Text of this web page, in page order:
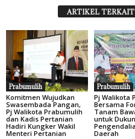
ARTIKEL TERKAIT
Prabumulih
Komitmen Wujudkan
Swasembada Pangan,
Pj Walikota Prabumulih
dan Kadis Pertanian
Hadiri Kungker Wakil
Menteri Pertanian
Prabumulih
Pj Walikota
Bersama
Tanam
untuk
Daerah